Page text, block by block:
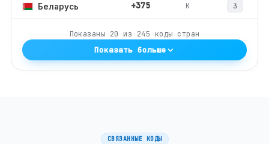
Беларусь +375 К 3
Показаны 20 из 245 коды стран
Показать больше
СВЯЗАННЫЕ КОДЫ